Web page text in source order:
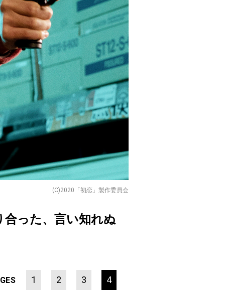
(C)2020「初恋」製作委員会
った、言い知れぬ
1 2 3 4